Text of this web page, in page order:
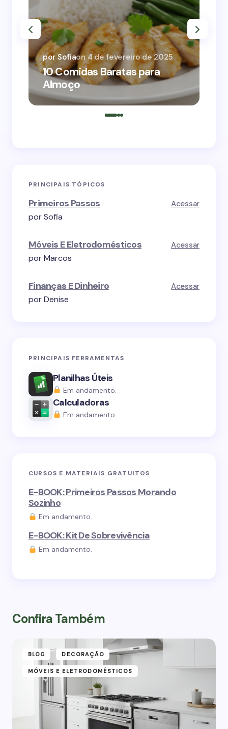
10 Comidas Baratas para
Almoço
por Sofiaon 4 de fevereiro de 2025
PRINCIPAIS TÓPICOS
Primeiros Passos Acessar
por Sofia
Móveis E Eletrodomésticos Acessar
por Marcos
Finanças E Dinheiro Acessar
por Denise
PRINCIPAIS FERRAMENTAS
Planilhas Úteis
Em andamento.
Calculadoras
Em andamento.
CURSOS E MATERIAIS GRATUITOS
E-BOOK: Primeiros Passos Morando
Sozinho
Em andamento.
E-BOOK: Kit De Sobrevivência
Em andamento.
Confira Também
BLOG DECORAÇÃO
MÓVEIS E ELETRODOMÉSTICOS